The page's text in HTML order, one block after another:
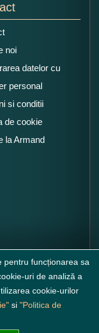
noi
datelor cu
personal
si conditii
de cookie
la Armand
pentru funcționarea sa
uri de analiză a
cookie-urilor
si "Politica de